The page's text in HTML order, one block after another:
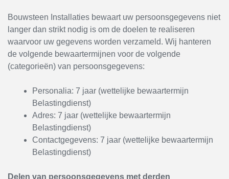
Bouwsteen Installaties bewaart uw persoonsgegevens niet
langer dan strikt nodig is om de doelen te realiseren
waarvoor uw gegevens worden verzameld. Wij hanteren
de volgende bewaartermijnen voor de volgende
(categorieën) van persoonsgegevens:
Personalia: 7 jaar (wettelijke bewaartermijn
Belastingdienst)
Adres: 7 jaar (wettelijke bewaartermijn
Belastingdienst)
Contactgegevens: 7 jaar (wettelijke bewaartermijn
Belastingdienst)
Delen van persoonsgegevens met derden